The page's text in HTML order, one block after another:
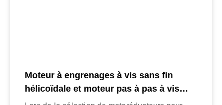
Moteur à engrenages à vis sans fin
hélicoïdale et moteur pas à pas à vis
sans fin : comparaison complète